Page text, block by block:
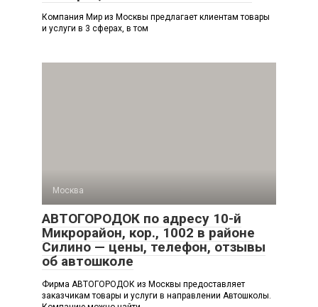
Компания Мир из Москвы предлагает клиентам товары
и услуги в 3 сферах, в том
Москва
АВТОГОРОДОК по адресу 10-й
Микрорайон, кор., 1002 в районе
Силино — цены, телефон, отзывы
об автошколе
Фирма АВТОГОРОДОК из Москвы предоставляет
заказчикам товары и услуги в направлении Автошколы.